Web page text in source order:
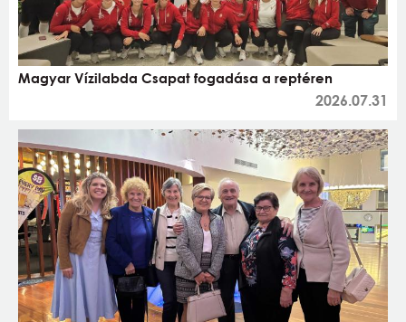
Magyar Vízilabda Csapat fogadása a reptéren
2026.07.31